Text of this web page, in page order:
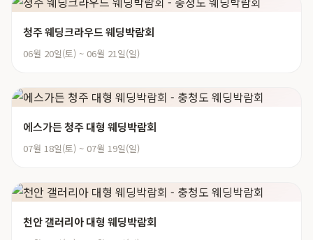
청주 웨딩크라우드 웨딩박람회
06월 20일(토) ~ 06월 21일(일)
에스가든 청주 대형 웨딩박람회
07월 18일(토) ~ 07월 19일(일)
천안 갤러리아 대형 웨딩박람회